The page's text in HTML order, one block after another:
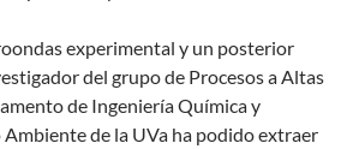
experimental y un posterior
del grupo de Procesos a Altas
de Ingeniería Química y
de la UVa ha podido extraer